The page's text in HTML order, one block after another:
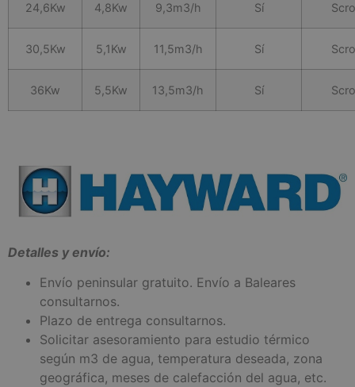
24,6Kw 4,8Kw 9,3m3/h Sí
30,5Kw 5,1Kw 11,5m3/h Sí
36Kw 5,5Kw 13,5m3/h Sí
Detalles y envío:
Envío peninsular gratuito. Envío a Baleares
consultarnos.
Plazo de entrega consultarnos.
Solicitar asesoramiento para estudio térmico
según m3 de agua, temperatura deseada, zona
geográfica, meses de calefacción del agua, etc.